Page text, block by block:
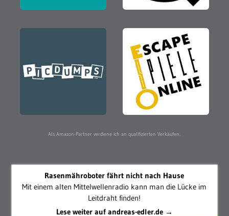
Als Amazon-Partner verdiene ich an qualifizierten Verkäufen.
Rasenmähroboter fährt nicht nach Hause
Mit einem alten Mittelwellenradio kann man die Lücke im
Leitdraht finden!
Lese weiter auf andreas-edler.de →